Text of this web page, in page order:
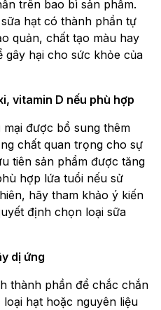
trên bao bì sản phẩm.
hạt có thành phần tự
quản, chất tạo màu hay
gây hại cho sức khỏe của
vitamin D nếu phù hợp
được bổ sung thêm
chất quan trọng cho sự
tiên sản phẩm được tăng
hợp lứa tuổi nếu sử
hãy tham khảo ý kiến
định chọn loại sữa
dị ứng
thành phần để chắc chắn
hạt hoặc nguyên liệu